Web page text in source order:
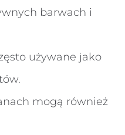
barwach i
używane jako
mogą również